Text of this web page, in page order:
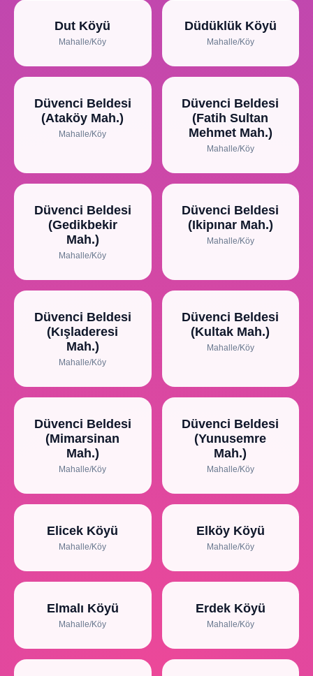
Dut Köyü
Mahalle/Köy
Düdüklük Köyü
Mahalle/Köy
Düvenci Beldesi
(Ataköy Mah.)
Mahalle/Köy
Düvenci Beldesi
(Fatih Sultan
Mehmet Mah.)
Mahalle/Köy
Düvenci Beldesi
(Gedikbekir
Mah.)
Mahalle/Köy
Düvenci Beldesi
(Ikipınar Mah.)
Mahalle/Köy
Düvenci Beldesi
(Kışladeresi
Mah.)
Mahalle/Köy
Düvenci Beldesi
(Kultak Mah.)
Mahalle/Köy
Düvenci Beldesi
(Mimarsinan
Mah.)
Mahalle/Köy
Düvenci Beldesi
(Yunusemre
Mah.)
Mahalle/Köy
Elicek Köyü
Mahalle/Köy
Elköy Köyü
Mahalle/Köy
Elmalı Köyü
Mahalle/Köy
Erdek Köyü
Mahalle/Köy